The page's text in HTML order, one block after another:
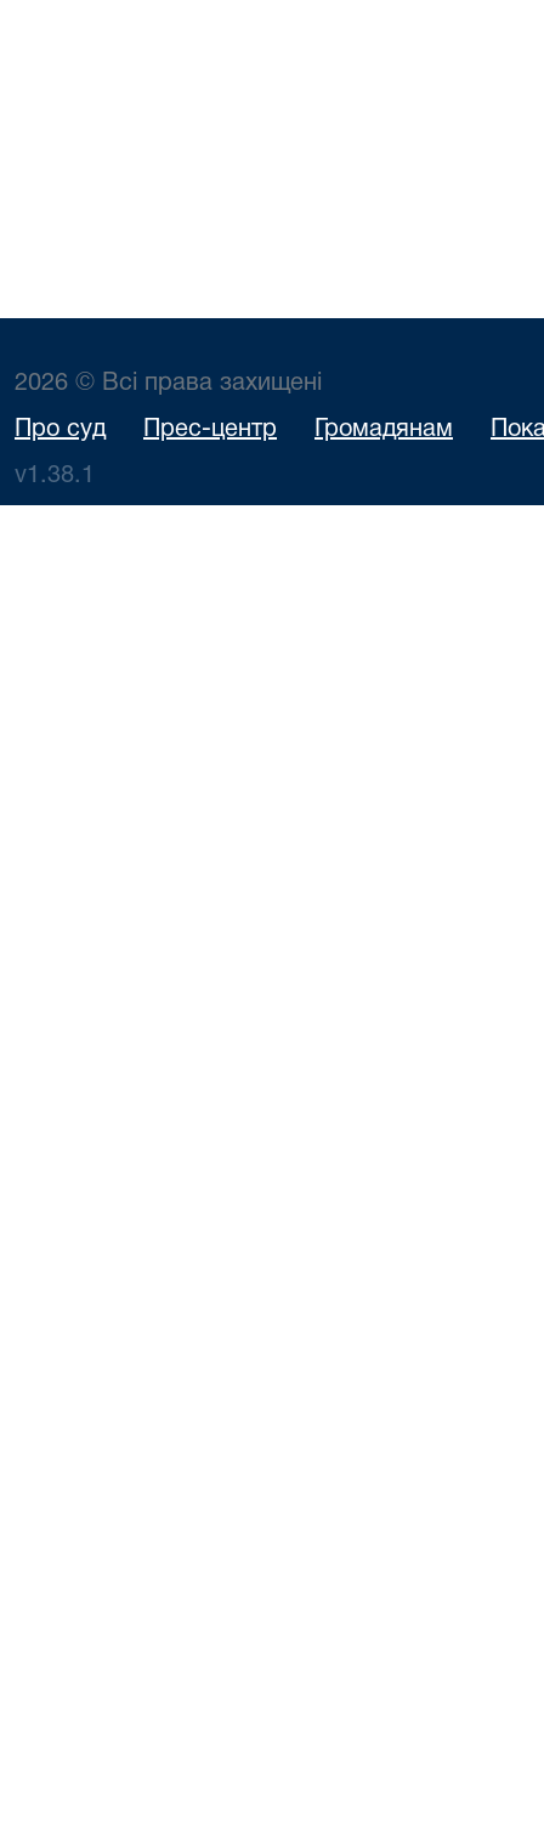
2026 © Всі права захищені
Про суд Прес-центр Громадянам
v1.38.1